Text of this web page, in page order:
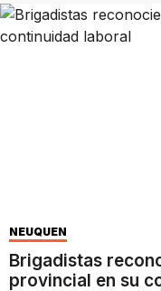
NEUQUÉN
Brigadistas
provincial en su